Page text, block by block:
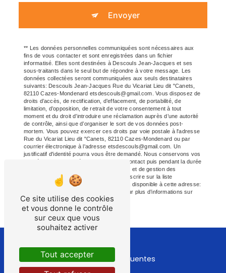
Envoyer
** Les données personnelles communiquées sont nécessaires aux
fins de vous contacter et sont enregistrées dans un fichier
informatisé. Elles sont destinées à Descouls Jean-Jacques et ses
sous-traitants dans le seul but de répondre à votre message. Les
données collectées seront communiquées aux seuls destinataires
suivants: Descouls Jean-Jacques Rue du Vicariat Lieu dit "Canets,
82110 Cazes-Mondenard etsdescouls@gmail.com. Vous disposez de
droits d’accès, de rectification, d’effacement, de portabilité, de
limitation, d’opposition, de retrait de votre consentement à tout
moment et du droit d’introduire une réclamation auprès d’une autorité
de contrôle, ainsi que d’organiser le sort de vos données post-
mortem. Vous pouvez exercer ces droits par voie postale à l'adresse
Rue du Vicariat Lieu dit "Canets, 82110 Cazes-Mondenard ou par
courrier électronique à l'adresse etsdescouls@gmail.com. Un
justificatif d'identité pourra vous être demandé. Nous conservons vos
données pendant la période de prise de contact puis pendant la durée
de prescription légale aux fins probatoires et de gestion des
contentieux. Vous avez le droit de vous inscrire sur la liste
d'opposition au démarchage téléphonique, disponible à cette adresse:
. Consultez le site cnil.fr pour plus d’informations sur
vos droits.
Recherches fréquentes
Ce site utilise des cookies
et vous donne le contrôle
sur ceux que vous
souhaitez activer
Tout accepter